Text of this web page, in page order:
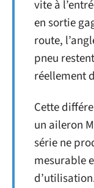
vite à
en sortie
route,
pneu
réellement
Cette
un aileron
série ne
mesurable